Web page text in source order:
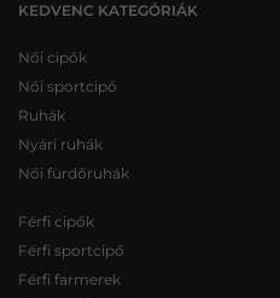
KEDVENC KATEGÓRIÁK
Női cipők
Női sportcipő
Ruhák
Nyári ruhák
Női fürdőruhák
Férfi cipők
Férfi sportcipő
Férfi farmerek